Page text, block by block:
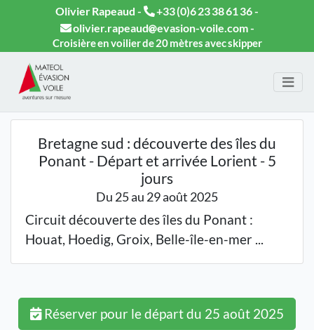
Olivier Rapeaud - +33 (0)6 23 38 61 36-
olivier.rapeaud
evasion-voile.com-
Croisière en voilier de 20 mètres avec skipper
Bretagne sud : découverte des îles du
Ponant - Départ et arrivée Lorient - 5
jours
Du 25 au 29 août 2025
Circuit découverte des îles du Ponant :
Houat, Hoedig, Groix, Belle-île-en-mer ...
Réserver pour le départ du 25 août 2025